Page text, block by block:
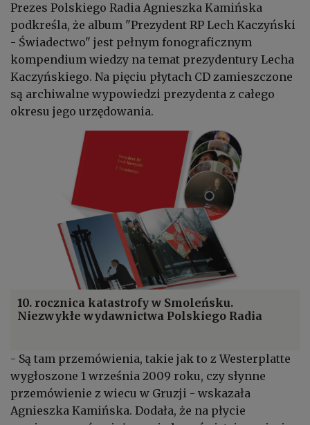
Prezes Polskiego Radia Agnieszka Kamińska
podkreśla, że album "Prezydent RP Lech Kaczyński
- Świadectwo" jest pełnym fonograficznym
kompendium wiedzy na temat prezydentury Lecha
Kaczyńskiego. Na pięciu płytach CD zamieszczone
są archiwalne wypowiedzi prezydenta z całego
okresu jego urzędowania.
10. rocznica katastrofy w Smoleńsku.
Niezwykłe wydawnictwa Polskiego Radia
- Są tam przemówienia, takie jak to z Westerplatte
wygłoszone 1 września 2009 roku, czy słynne
przemówienie z wiecu w Gruzji - wskazała
Agnieszka Kamińska. Dodała, że na płycie